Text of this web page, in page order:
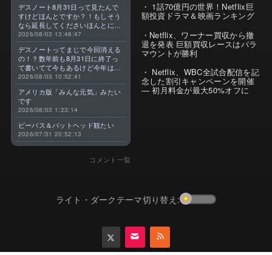
デスノート8月31日って見たんで
すけどほんとですか？！もしそう
なら延長してくださいほんとに大
好きなんです😭
2026/08/03 13:48:47
デスノートってまじで今回消える
の！？数年前も8月31日に終了っ
て書いてて今もあるけど今年はま
じのやつ！？よくわからん！！で
きればなくならないでほしい！平
成アニメを振り返らせてくれっ
っ！！！！！！！
2026/08/03 10:52:41
アメリカ版「みんな元気」みたい
です
2026/08/03 1:23:14
ビーバス＆バットヘッド観たい
2026/07/31 20:52:13
コメント一覧
1話70億円の世界！Netflix巨
額投資ドラマ＆映画ランキング
Netflix、ワーナー買収から撤
退を発表 巨額買収レースはパラ
マウントが勝利
Netflix、WBC全試合配信を記
念した割引キャンペーンを開催
— 初月料金が最大50%オフに
ライト・ダークテーマ切り替え: